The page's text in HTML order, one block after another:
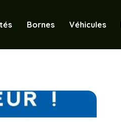
Bornes Véhicules